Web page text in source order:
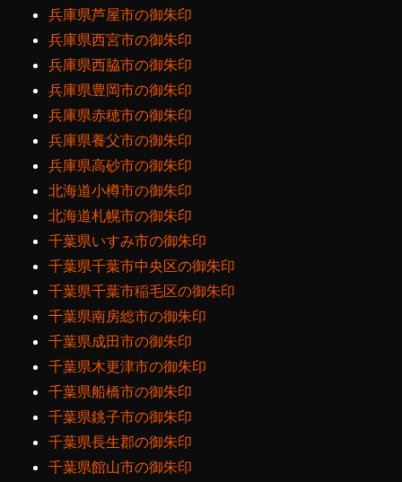
兵庫県芦屋市の御朱印
兵庫県西宮市の御朱印
兵庫県西脇市の御朱印
兵庫県豊岡市の御朱印
兵庫県赤穂市の御朱印
兵庫県養父市の御朱印
兵庫県高砂市の御朱印
北海道小樽市の御朱印
北海道札幌市の御朱印
千葉県いすみ市の御朱印
千葉県千葉市中央区の御朱印
千葉県千葉市稲毛区の御朱印
千葉県南房総市の御朱印
千葉県成田市の御朱印
千葉県木更津市の御朱印
千葉県船橋市の御朱印
千葉県銚子市の御朱印
千葉県長生郡の御朱印
千葉県館山市の御朱印